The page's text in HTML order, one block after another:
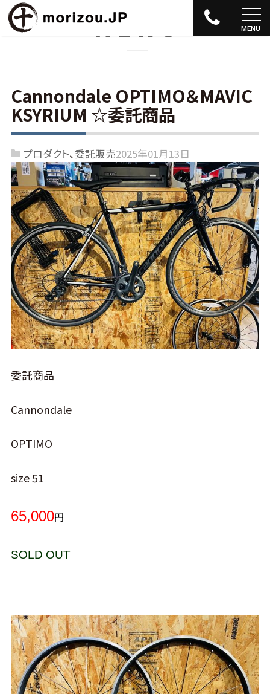
NEWS
Cannondale OPTIMO＆MAVIC
KSYRIUM ☆委託商品
プロダクト 委託販売2025年01月13日
委託商品
Cannondale
OPTIMO
size 51
65,000円
SOLD OUT